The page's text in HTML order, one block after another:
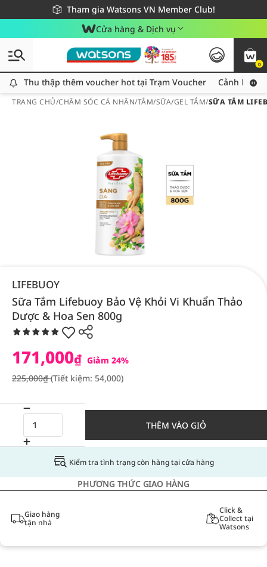
Tham gia Watsons VN Member Club!
Miễn phí giao hàng cho đơn hàng từ 249,000Đ
Giao hàng nhanh 24h - Áp dụng khu vực TP. Hồ Chí Minh
Cửa hàng & Dịch vụ
0
Thu thập thêm voucher hot tại Trạm Voucher
Thu thập thêm voucher hot tại Trạm Voucher Cảnh báo
TRANG CHỦ/CHĂM SÓC CÁ NHÂN/TẮM/SỮA/GEL TẮM/SỮA TẮM
LIFEBUOY
Sữa Tắm Lifebuoy Bảo Vệ Khỏi Vi Khuẩn Thảo
Dược & Hoa Sen 800g
171,000₫ Giảm 24%
225,000₫(Tiết kiệm: 54,000)
THÊM VÀO GIỎ
Kiểm tra tình trạng còn hàng tại cửa hàng
PHƯƠNG THỨC GIAO HÀNG
Giao hàng
tận nhà
Click &
Collect tại
Watsons